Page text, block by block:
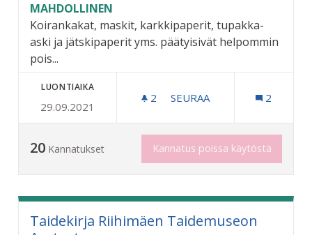
MAHDOLLINEN
Koirankakat, maskit, karkkipaperit, tupakka-
aski ja jätskipaperit yms. päätyisivät helpommin
pois...
LUONTIAIKA
29.09.2021
2 2 SEURAAJAA
SEURAA 2
20 Kannatukset Kannatus poissa käytöstä
Taidekirja Riihimäen Taidemuseon